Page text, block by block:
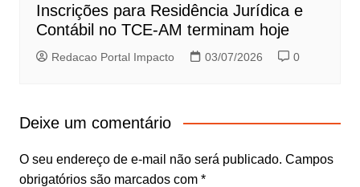
Inscrições para Residência Jurídica e
Contábil no TCE-AM terminam hoje
Redacao Portal Impacto 03/07/2026 0
Deixe um comentário
O seu endereço de e-mail não será publicado. Campos
obrigatórios são marcados com *